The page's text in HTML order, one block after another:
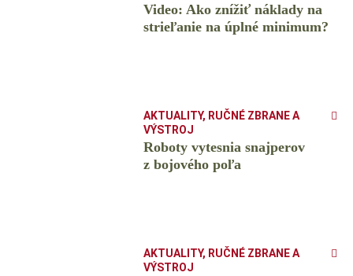
Video: Ako znížiť náklady na
strieľanie na úplné minimum?
AKTUALITY, RUČNÉ ZBRANE A
VÝSTROJ
Roboty vytesnia snajperov
z bojového poľa
AKTUALITY, RUČNÉ ZBRANE A
VÝSTROJ